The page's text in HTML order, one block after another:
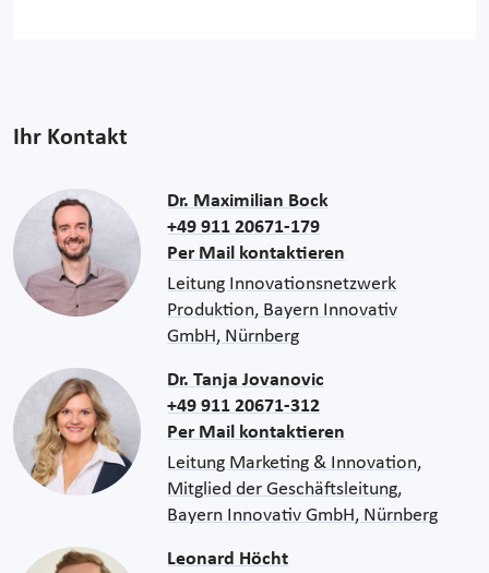
Ihr Kontakt
Dr. Maximilian Bock
+49 911 20671-179
Per Mail kontaktieren
Leitung Innovationsnetzwerk
Produktion, Bayern Innovativ
GmbH, Nürnberg
Dr. Tanja Jovanovic
+49 911 20671-312
Per Mail kontaktieren
Leitung Marketing & Innovation,
Mitglied der Geschäftsleitung,
Bayern Innovativ GmbH, Nürnberg
Leonard Höcht